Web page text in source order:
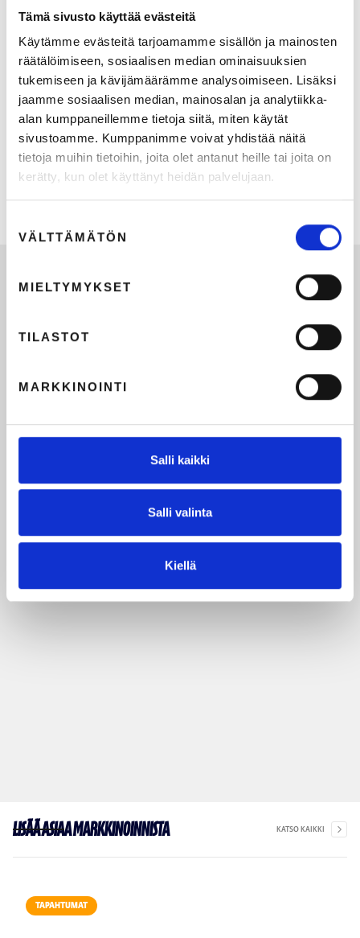
Tämä sivusto käyttää evästeitä
Käytämme evästeitä tarjoamamme sisällön ja mainosten
räätälöimiseen, sosiaalisen median ominaisuuksien
tukemiseen ja kävijämäärämme analysoimiseen. Lisäksi
jaamme sosiaalisen median, mainosalan ja analytiikka-
alan kumppaneillemme tietoja siitä, miten käytät
sivustoamme. Kumppanimme voivat yhdistää näitä
tietoja muihin tietoihin, joita olet antanut heille tai joita on
kerätty, kun olet käyttänyt heidän palvelujaan.
valinta
VÄLTTÄMÄTÖN
MIELTYMYKSET
TILASTOT
MARKKINOINTI
Salli kaikki
Salli valinta
Kiellä
Kaksi sekuntia.
18.5.2026 2min lukuaika
Lisää asiaa markkinoinnista KATSO KAIKKI
TAPAHTUMAT